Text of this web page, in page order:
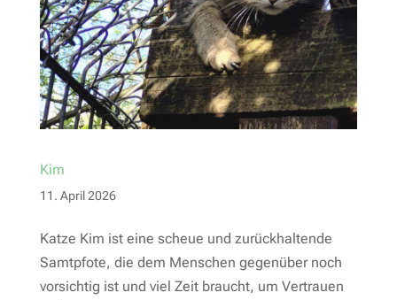
Kim
11. April 2026
Katze Kim ist eine scheue und zurückhaltende
Samtpfote, die dem Menschen gegenüber noch
vorsichtig ist und viel Zeit braucht, um Vertrauen